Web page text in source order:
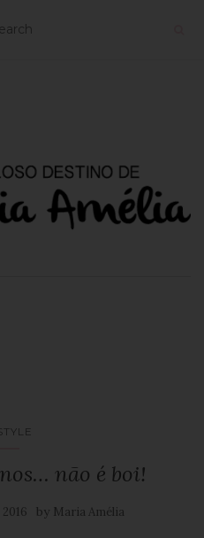
não é boi!
by Maria Amélia